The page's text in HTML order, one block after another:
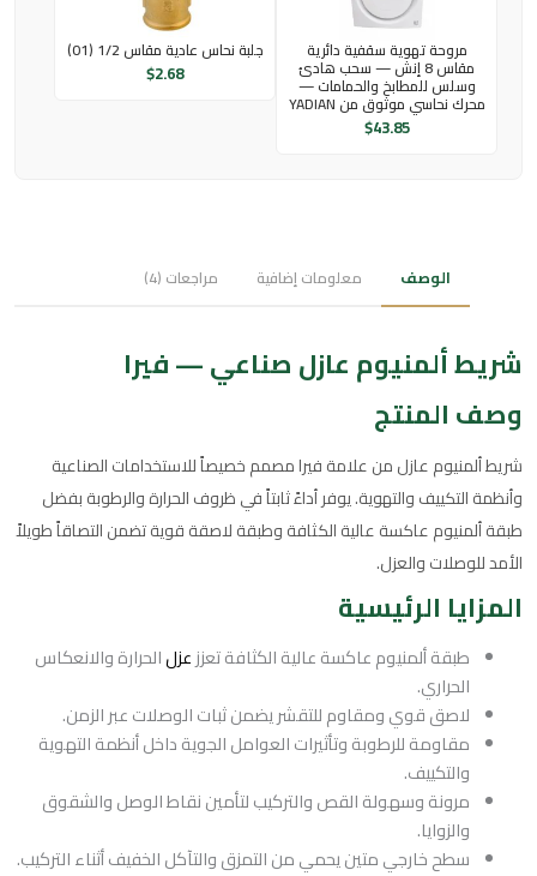
مروحة تهوية سقفية دائرية
مقاس 8 إنش — سحب هادئ
وسلس للمطابخ والحمامات —
محرك نحاسي موثوق من YADIAN
$43.85
جلبة نحاس عادية مقاس 1/2 (01)
$2.68
الوصف معلومات إضافية مراجعات (4)
شريط ألمنيوم عازل صناعي — فيرا
وصف المنتج
شريط ألمنيوم عازل من علامة فيرا مصمم خصيصاً للاستخدامات الصناعية
وأنظمة التكييف والتهوية. يوفر أداءً ثابتاً في ظروف الحرارة والرطوبة بفضل
طبقة ألمنيوم عاكسة عالية الكثافة وطبقة لاصقة قوية تضمن التصاقاً طويلاً
الأمد للوصلات والعزل.
المزايا الرئيسية
طبقة ألمنيوم عاكسة عالية الكثافة تعززعزلالحرارة والانعكاس
الحراري.
لاصق قوي ومقاوم للتقشر يضمن ثبات الوصلات عبر الزمن.
مقاومة للرطوبة وتأثيرات العوامل الجوية داخل أنظمة التهوية
والتكييف.
مرونة وسهولة القص والتركيب لتأمين نقاط الوصل والشقوق
والزوايا.
سطح خارجي متين يحمي من التمزق والتآكل الخفيف أثناء التركيب.